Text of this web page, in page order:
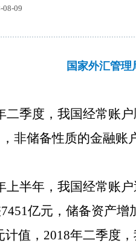
08-09
国家外汇管
二季度，我国经常账
非储备性质的金融账
上半年，我国经常账
亿元，储备资产增
计值，2018年二季度